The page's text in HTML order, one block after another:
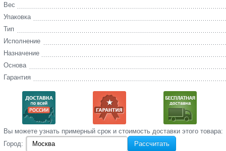
Вес
Упаковка
Тип
Исполнение
Назначение
Основа
Гарантия
Вы‌ можете‌ узнать‌ примерный срок и стоимость‌ доставки этого товара:
Город:
Рассчитать